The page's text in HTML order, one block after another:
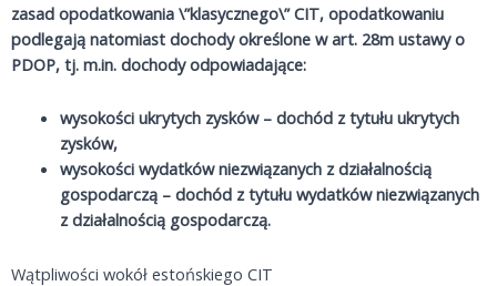
zasad opodatkowania \”klasycznego\” CIT, opodatkowaniu
podlegają natomiast dochody określone w art. 28m ustawy o
PDOP, tj. m.in. dochody odpowiadające:
wysokości ukrytych zysków – dochód z tytułu ukrytych
zysków,
wysokości wydatków niezwiązanych z działalnością
gospodarczą – dochód z tytułu wydatków niezwiązanych
z działalnością gospodarczą.
Wątpliwości wokół estońskiego CIT